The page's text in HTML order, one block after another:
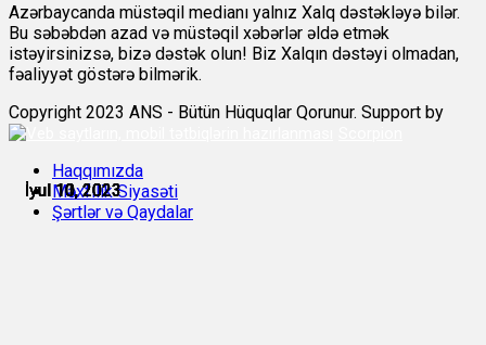
İyul 10, 2023
İyul 10, 2023
İyul 10, 2023
İyul 10, 2023
İyul 10, 2023
İyul 11, 2023
Azərbaycanda müstəqil medianı yalnız Xalq dəstəkləyə bilər.
Bu səbəbdən azad və müstəqil xəbərlər əldə etmək
istəyirsinizsə, bizə dəstək olun! Biz Xalqın dəstəyi olmadan,
fəaliyyət göstərə bilmərik.
Copyright 2023 ANS - Bütün Hüquqlar Qorunur. Support by
Haqqımızda
Məxfilik Siyasəti
Şərtlər və Qaydalar